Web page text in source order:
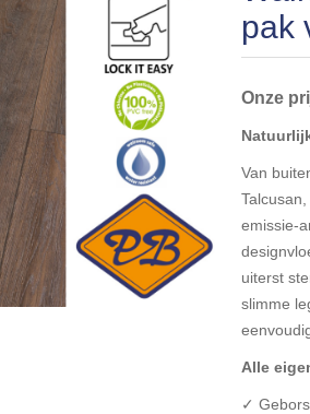
pak
Onze
Van
emissie-
uiterst
slimme
Alle
✓